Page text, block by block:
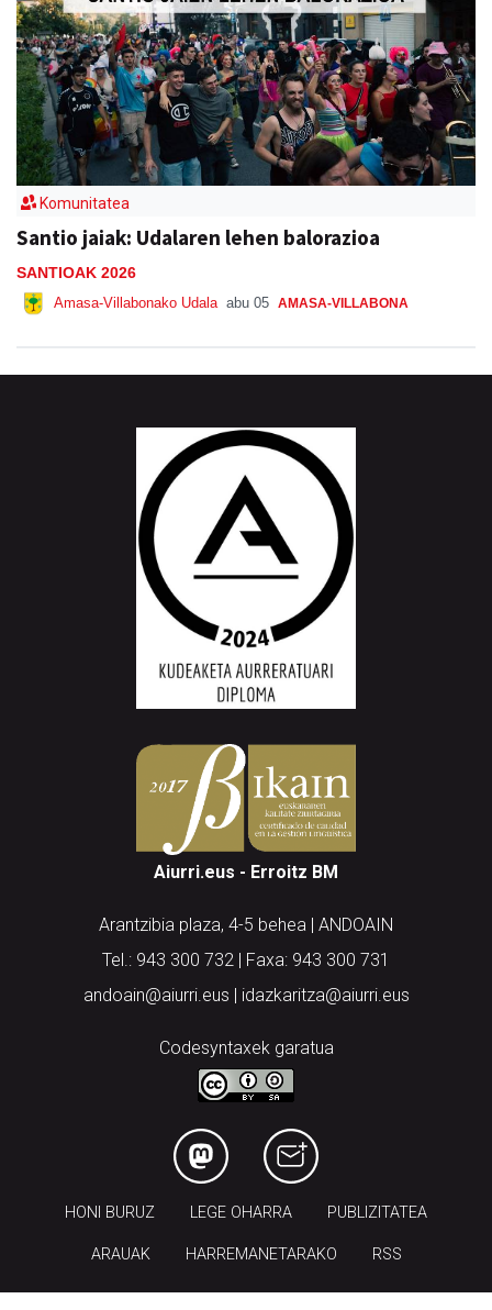
Komunitatea
Santio jaiak: Udalaren lehen balorazioa
SANTIOAK 2026
Amasa-Villabonako Udala abu 05 AMASA-VILLABONA
Aiurri.eus - Erroitz BM
Arantzibia plaza, 4-5 behea | ANDOAIN
Tel.: 943 300 732 | Faxa: 943 300 731
andoain@aiurri.eus | idazkaritza@aiurri.eus
Codesyntaxek garatua
HONI BURUZ LEGE OHARRA PUBLIZITATEA
ARAUAK HARREMANETARAKO RSS